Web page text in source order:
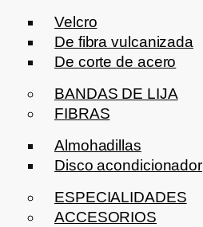
Velcro
De fibra vulcanizada
De corte de acero
BANDAS DE LIJA
FIBRAS
Almohadillas
Disco acondicionador
ESPECIALIDADES
ACCESORIOS